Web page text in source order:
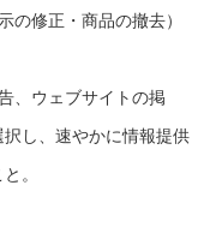
の修正・商品の撤去）
、ウェブサイトの掲
し、速やかに情報提供
。